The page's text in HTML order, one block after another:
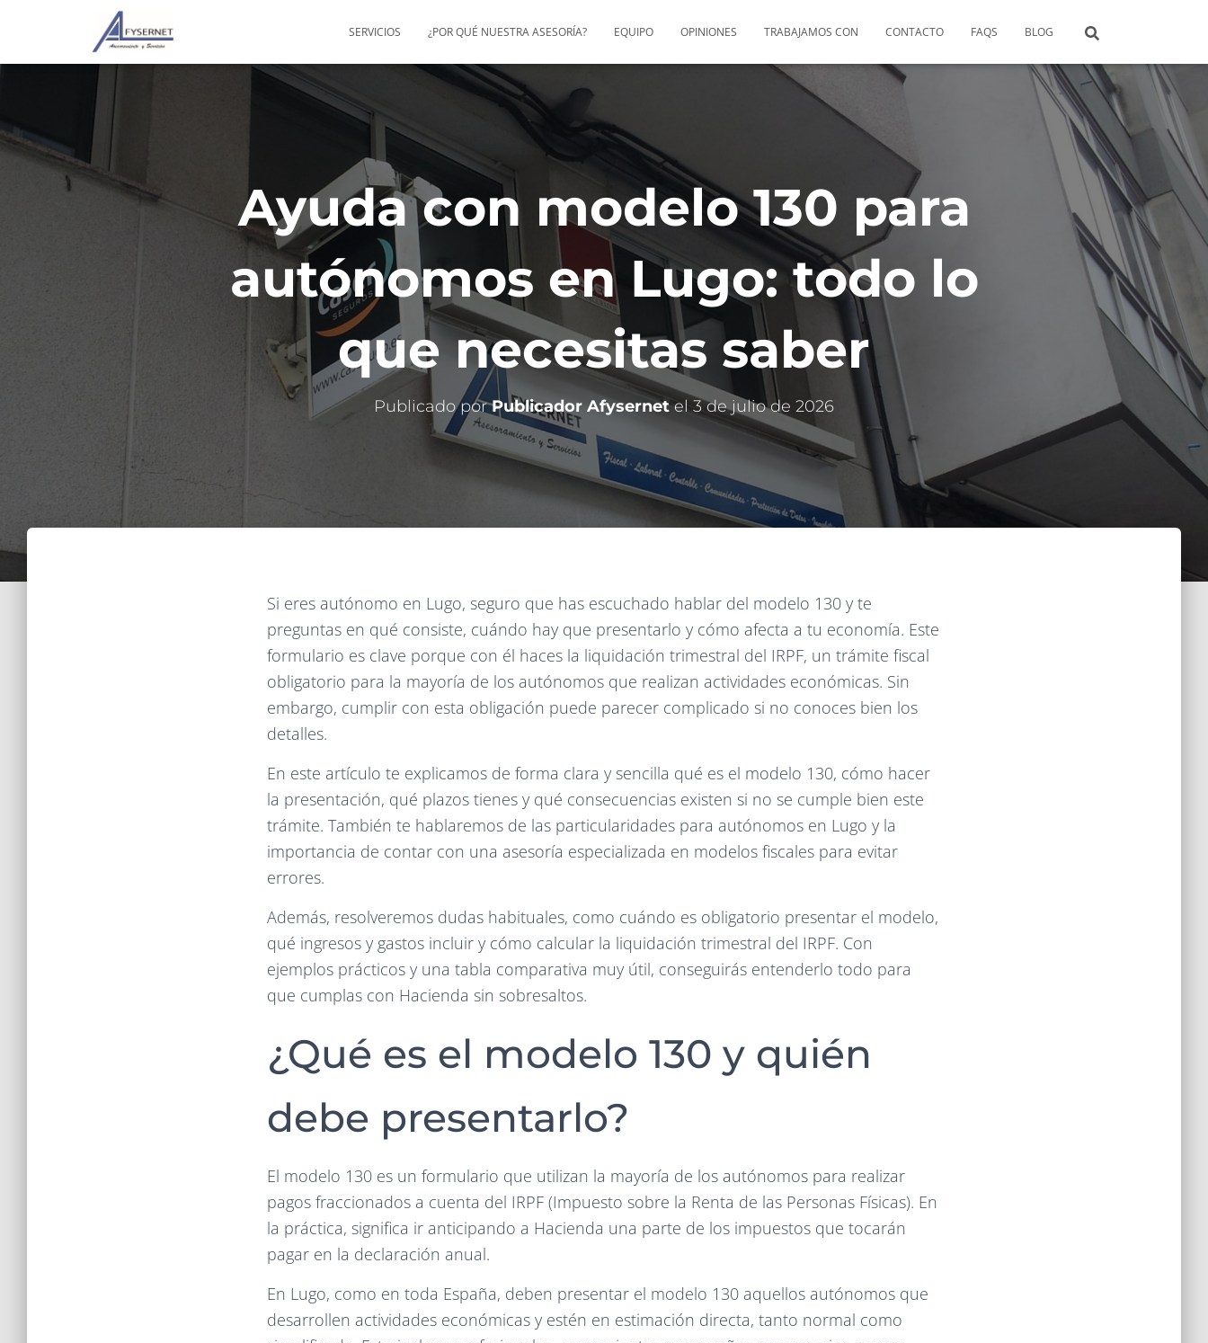
SERVICIOS ¿POR QUÉ NUESTRA ASESORÍA? EQUIPO OPINIONES TRABAJAMOS CON CONTACTO FAQS BLOG
Ayuda con modelo 130 para
autónomos en Lugo: todo lo
que necesitas saber
Publicado porPublicador Afysernetel 3 de julio de 2026
Si eres autónomo en Lugo, seguro que has escuchado hablar del modelo 130 y te
preguntas en qué consiste, cuándo hay que presentarlo y cómo afecta a tu economía. Este
formulario es clave porque con él haces la liquidación trimestral del IRPF, un trámite fiscal
obligatorio para la mayoría de los autónomos que realizan actividades económicas. Sin
embargo, cumplir con esta obligación puede parecer complicado si no conoces bien los
detalles.
En este artículo te explicamos de forma clara y sencilla qué es el modelo 130, cómo hacer
la presentación, qué plazos tienes y qué consecuencias existen si no se cumple bien este
trámite. También te hablaremos de las particularidades para autónomos en Lugo y la
importancia de contar con una asesoría especializada en modelos fiscales para evitar
errores.
Además, resolveremos dudas habituales, como cuándo es obligatorio presentar el modelo,
qué ingresos y gastos incluir y cómo calcular la liquidación trimestral del IRPF. Con
ejemplos prácticos y una tabla comparativa muy útil, conseguirás entenderlo todo para
que cumplas con Hacienda sin sobresaltos.
¿Qué es el modelo 130 y quién
debe presentarlo?
El modelo 130 es un formulario que utilizan la mayoría de los autónomos para realizar
pagos fraccionados a cuenta del IRPF (Impuesto sobre la Renta de las Personas Físicas). En
la práctica, significa ir anticipando a Hacienda una parte de los impuestos que tocarán
pagar en la declaración anual.
En Lugo, como en toda España, deben presentar el modelo 130 aquellos autónomos que
desarrollen actividades económicas y estén en estimación directa, tanto normal como